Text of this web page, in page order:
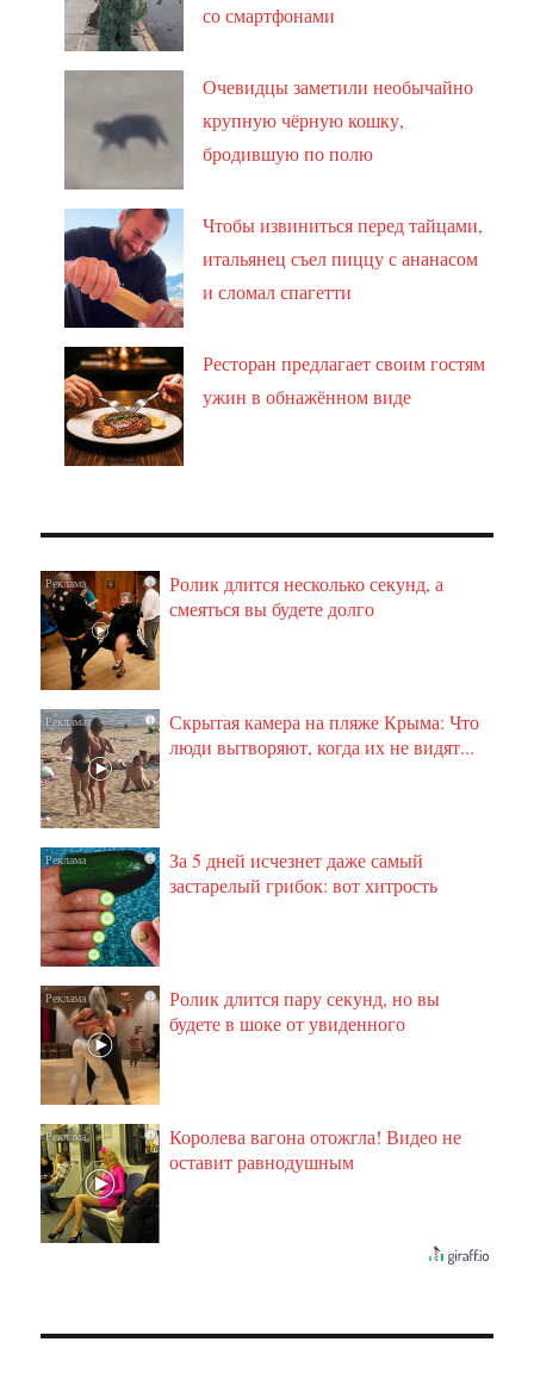
со смартфонами
Очевидцы заметили необычайно
крупную чёрную кошку,
бродившую по полю
Чтобы извиниться перед тайцами,
итальянец съел пиццу с ананасом
и сломал спагетти
Ресторан предлагает своим гостям
ужин в обнажённом виде
i
Ролик длится несколько секунд, а
смеяться вы будете долго
i
Скрытая камера на пляже Крыма: Что
люди вытворяют, когда их не видят...
i
За 5 дней исчезнет даже самый
застарелый грибок: вот хитрость
i
Ролик длится пару секунд, но вы
будете в шоке от увиденного
i
Королева вагона отожгла! Видео не
оставит равнодушным